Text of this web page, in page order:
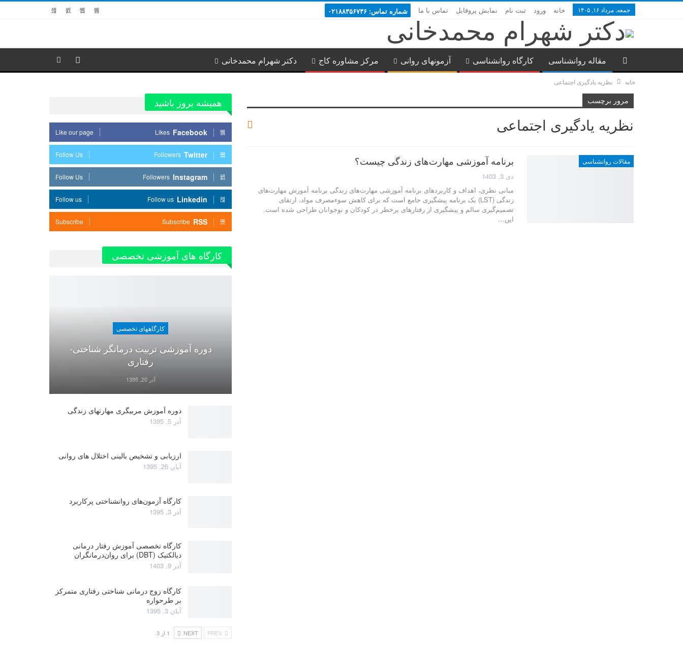
جمعه, مرداد ۱۶, ۱۴۰۵ خانه ورود ثبت نام نمایش پروفایل تماس با ما شماره تماس: ۰۲۱۸۸۳۵۶۷۳۶
مقاله روانشناسی کارگاه روانشناسی آزمونهای روانی مرکز مشاوره کاج دکتر شهرام محمدخانی
خانه نظریه یادگیری اجتماعی
مرور برچسب
نظریه یادگیری اجتماعی
مقالات روانشناسی برنامه آموزشی مهارت‌های زندگی چیست؟
دی 3, 1403
مبانی نظری، اهداف و کاربردهای برنامه آموزشی مهارت‌های زندگی برنامه آموزش مهارت‌های
زندگی (LST) یک برنامه پیشگیری جامع است که برای کاهش سوءمصرف مواد، ارتقای
تصمیم‌گیری سالم و پیشگیری از رفتارهای پرخطر در کودکان و نوجوانان طراحی شده است.
این…
همیشه بروز باشید
Facebook
Likes
Like our page
Twitter
Followers
Follow Us
Instagram
Followers
Follow Us
Linkedin
Follow us
Follow us
RSS
Subscribe
Subscribe
کارگاه های آموزشی تخصصی
کارگاههای تخصصی
دوره آموزشی تربیت درمانگر شناختی-
رفتاری
آذر 20, 1395
دوره آموزش مربیگری مهارتهای زندگی
آذر 5, 1395
ارزیابی و تشخیص بالینی اختلال های روانی
آبان 26, 1395
کارگاه آزمون‌های روانشناختی پرکاربرد
آذر 3, 1395
کارگاه تخصصی آموزش رفتار درمانی
دیالکتیک (DBT) برای روان‌درمانگران
آذر 9, 1403
کارگاه زوج‌ درمانی شناختی رفتاری متمرکز
بر طرحواره
آبان 3, 1395
NEXT 1 از 3